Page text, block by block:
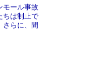
ール事故
は制止で
らに、間